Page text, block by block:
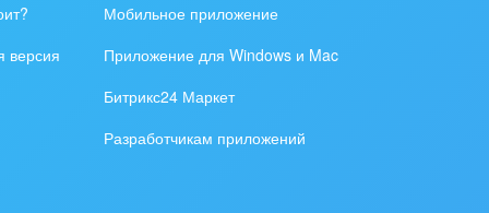
версия
Мобильное приложение
Приложение для Windows и Mac
Битрикс24 Маркет
Разработчикам приложений